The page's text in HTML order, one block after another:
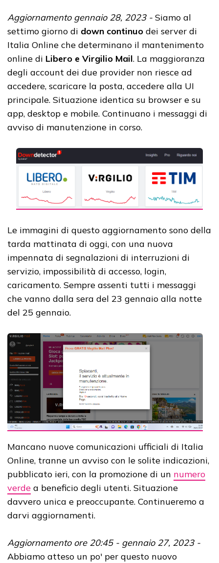
Aggiornamento gennaio 28, 2023 - Siamo al
settimo giorno di down continuo dei server di
Italia Online che determinano il mantenimento
online di Libero e Virgilio Mail. La maggioranza
degli account dei due provider non riesce ad
accedere, scaricare la posta, accedere alla UI
principale. Situazione identica su browser e su
app, desktop e mobile. Continuano i messaggi di
avviso di manutenzione in corso.
Le immagini di questo aggiornamento sono della
tarda mattinata di oggi, con una nuova
impennata di segnalazioni di interruzioni di
servizio, impossibilità di accesso, login,
caricamento. Sempre assenti tutti i messaggi
che vanno dalla sera del 23 gennaio alla notte
del 25 gennaio.
Mancano nuove comunicazioni ufficiali di Italia
Online, tranne un avviso con le solite indicazioni,
pubblicato ieri, con la promozione di un numero
verde a beneficio degli utenti. Situazione
davvero unica e preoccupante. Continueremo a
darvi aggiornamenti.
Aggiornamento ore 20:45 - gennaio 27, 2023 -
Abbiamo atteso un po' per questo nuovo